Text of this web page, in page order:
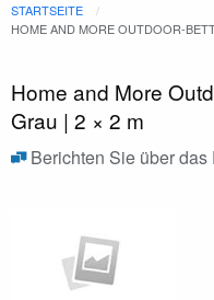
STARTSEITE
HOME AND MORE OUTDOOR-
Home and More
Grau | 2 × 2 m
Berichten Sie über das